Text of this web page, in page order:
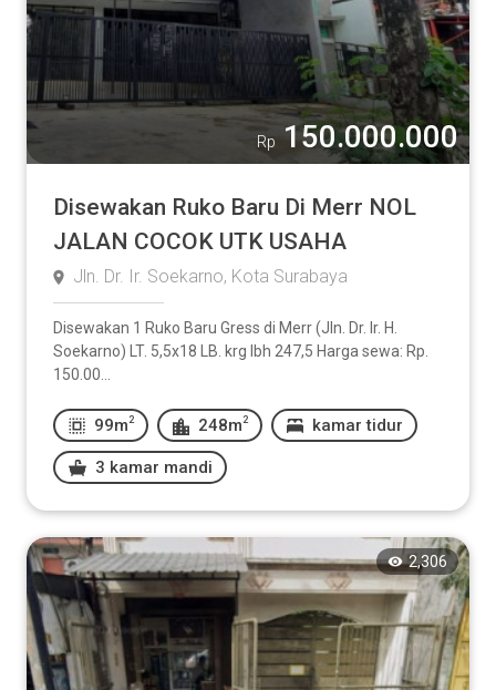
Rp 150.000.000
Disewakan Ruko Baru Di Merr NOL
JALAN COCOK UTK USAHA
Jln. Dr. Ir. Soekarno, Kota Surabaya
Disewakan 1 Ruko Baru Gress di Merr (Jln. Dr. Ir. H.
Soekarno) LT. 5,5x18 LB. krg lbh 247,5 Harga sewa: Rp.
150.00...
99m 2 248m 2 kamar tidur
3 kamar mandi
2,306